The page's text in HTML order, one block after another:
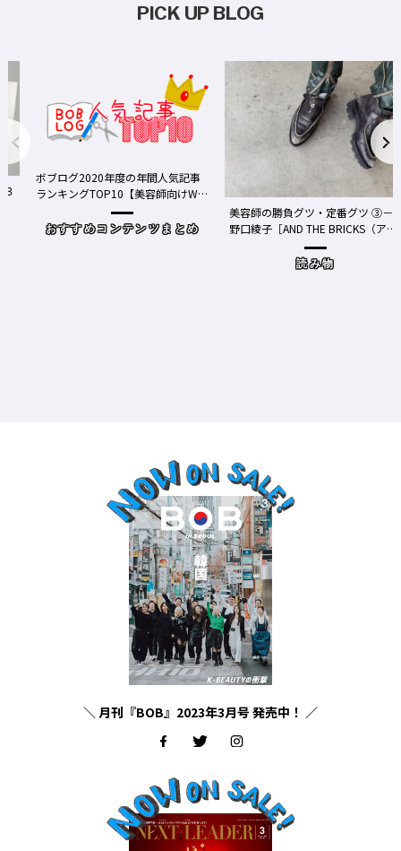
PICK UP BLOG
ボブログ2020年度の年間人気記事
ランキングTOP10【美容師向けWe
おすすめコンテンツまとめ
美容師の勝負グツ・定番グツ ③－
野口綾子［AND THE BRICKS（アン
ドザブリックス）／神奈川県鎌倉
読み物
＼ 月刊『BOB』2023年3月号 発売中！ ／